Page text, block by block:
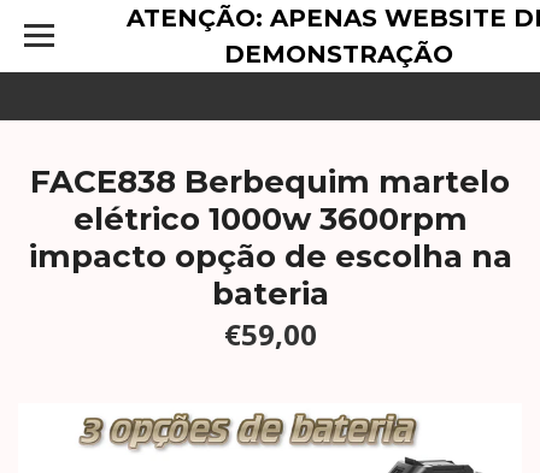
ATENÇÃO: APENAS WEBSITE
DEMONSTRAÇÃO
FACE838 Berbequim martelo
elétrico 1000w 3600rpm
impacto opção de escolha na
bateria
€59,00